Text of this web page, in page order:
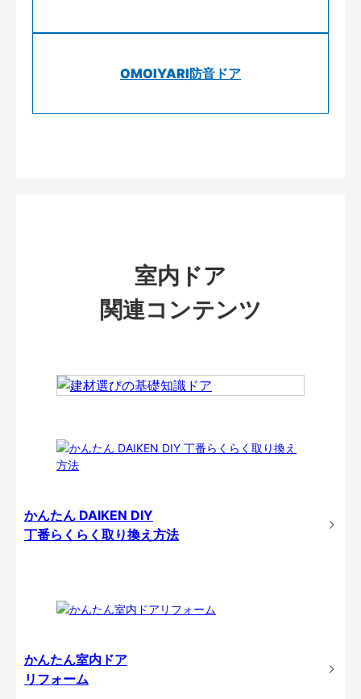
OMOIYARI防音ドア
室内ドア
関連コンテンツ
かんたん DAIKEN DIY
丁番らくらく取り換え方法
かんたん室内ドア
リフォーム